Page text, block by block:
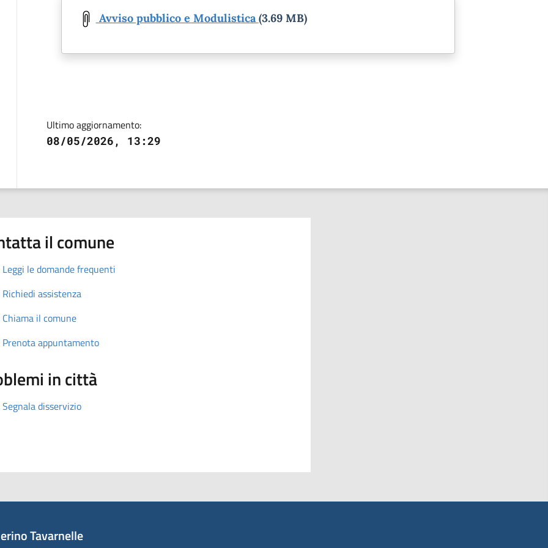
Avviso pubblico e Modulistica (3.69 MB)
Ultimo aggiornamento:
08/05/2026, 13:29
il comune
Leggi le domande frequenti
Richiedi assistenza
Chiama il comune
Prenota appuntamento
in città
Segnala disservizio
Tavarnelle